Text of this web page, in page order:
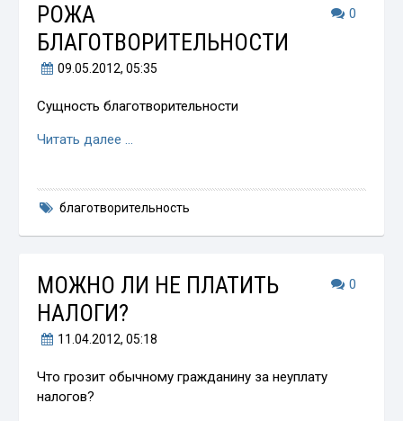
0
РОЖА
БЛАГОТВОРИТЕЛЬНОСТИ
09.05.2012, 05:35
Сущность благотворительности
Читать далее …
благотворительность
0
МОЖНО ЛИ НЕ ПЛАТИТЬ
НАЛОГИ?
11.04.2012, 05:18
Что грозит обычному гражданину за неуплату
налогов?